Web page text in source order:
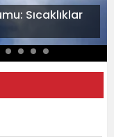
Sıcaklıklar